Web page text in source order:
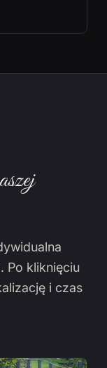
Po kliknięciu
i czas